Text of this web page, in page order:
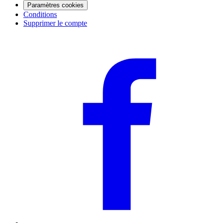
Paramètres cookies
Conditions
Supprimer le compte